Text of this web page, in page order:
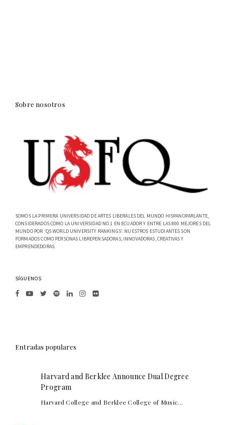
Sobre nosotros
SOMOS LA PRIMERA UNIVERSIDAD DE ARTES LIBERALES DEL MUNDO HISPANOPARLANTE,
CONSIDERADOS COMO LA UNIVERSIDAD NO.1 EN ECUADOR Y ENTRE LAS 800 MEJORES DEL
MUNDO POR 'QS WORLD UNIVERSITY RANKINGS'. NUESTROS ESTUDIANTES SON
FORMADOS COMO PERSONAS LIBREPENSADORAS, INNOVADORAS, CREATIVAS Y
EMPRENDEDORAS.
SÍGUENOS
Entradas populares
Harvard and Berklee Announce Dual Degree
Program
Harvard College and Berklee College of Music...